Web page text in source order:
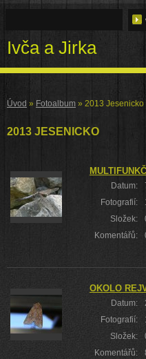
Ivča a Jirka
Úvod » Fotoalbum » 2013 Jesenicko
2013 JESENICKO
Datum:
Fotografií:
Složek:
Komentářů:
OKOLO
Datum:
Fotografií:
Složek:
Komentářů: